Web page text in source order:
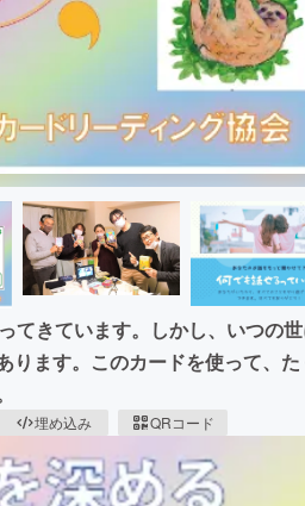
てきています。しかし、いつの
ります。このカードを使って、た
埋め込み QRコード